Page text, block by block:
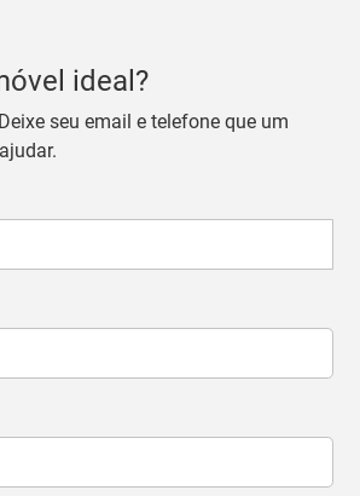
ideal?
seu email e telefone que um